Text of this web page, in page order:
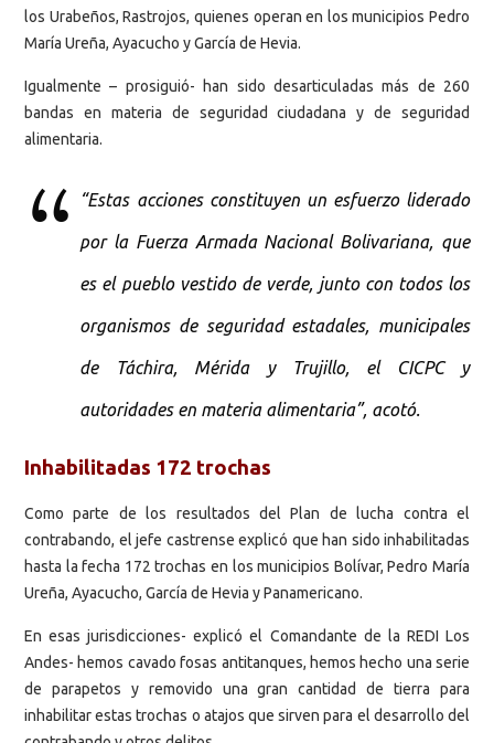
los Urabeños, Rastrojos, quienes operan en los municipios Pedro
María Ureña, Ayacucho y García de Hevia.
Igualmente – prosiguió- han sido desarticuladas más de 260
bandas en materia de seguridad ciudadana y de seguridad
alimentaria.
“Estas acciones constituyen un esfuerzo liderado
por la Fuerza Armada Nacional Bolivariana, que
es el pueblo vestido de verde, junto con todos los
organismos de seguridad estadales, municipales
de Táchira, Mérida y Trujillo, el CICPC y
autoridades en materia alimentaria”, acotó.
Inhabilitadas 172 trochas
Como parte de los resultados del Plan de lucha contra el
contrabando, el jefe castrense explicó que han sido inhabilitadas
hasta la fecha 172 trochas en los municipios Bolívar, Pedro María
Ureña, Ayacucho, García de Hevia y Panamericano.
En esas jurisdicciones- explicó el Comandante de la REDI Los
Andes- hemos cavado fosas antitanques, hemos hecho una serie
de parapetos y removido una gran cantidad de tierra para
inhabilitar estas trochas o atajos que sirven para el desarrollo del